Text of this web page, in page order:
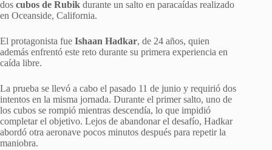
dos cubos de Rubik durante un salto en paracaídas realizado
en Oceanside, California.
El protagonista fue Ishaan Hadkar, de 24 años, quien
además enfrentó este reto durante su primera experiencia en
caída libre.
La prueba se llevó a cabo el pasado 11 de junio y requirió dos
intentos en la misma jornada. Durante el primer salto, uno de
los cubos se rompió mientras descendía, lo que impidió
completar el objetivo. Lejos de abandonar el desafío, Hadkar
abordó otra aeronave pocos minutos después para repetir la
maniobra.